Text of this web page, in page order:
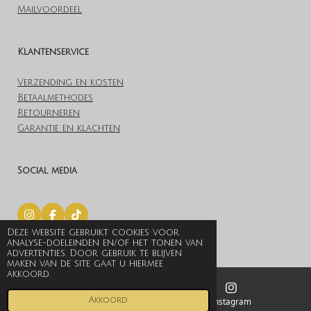
Deze website gebruikt cookies voor
analyse-doeleinden en/of het tonen van
advertenties. Door gebruik te blijven
maken van de site gaat u hiermee
akkoord.
Akkoord
Mailvoordeel
Klantenservice
Verzending en kosten
Betaalmethodes
Retourneren
Garantie en klachten
Social media
I
n
s
t
a
g
a
F
a
c
e
b
k
T
i
k
T
o
© 2019 Lovelylingerieoutlet.nl
Powered by JouwWeb
E-mailadres Instagram